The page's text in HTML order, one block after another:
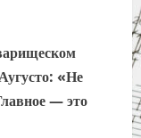
«Не
— это